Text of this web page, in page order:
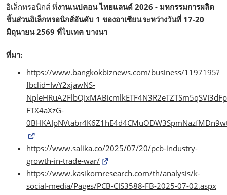
อิเล็กทรอนิกส์ ที่งานเนปคอน ไทยแลนด์ 2026 - มหกรรมการผลิต
ชิ้นส่วนอิเล็กทรอนิกส์อันดับ 1 ของอาเซียน ระหว่างวันที่ 17-20
มิถุนายน 2569 ที่ไบเทค บางนา
ที่มา:
https://www.bangkokbiznews.com/business/1197195?
fbclid=IwY2xjawNS-
FTX4aXzG-
https://www.salika.co/2025/07/20/pcb-industry-
growth-in-trade-war/
https://www.kasikornresearch.com/th/analysis/k-
social-media/Pages/PCB-CIS3588-FB-2025-07-02.aspx